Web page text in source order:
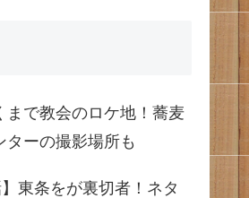
まで教会のロケ地！蕎麦
ターの撮影場所も
東条をが裏切者！ネタ